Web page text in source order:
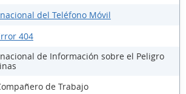
del Teléfono Móvil
404
de Información sobre el Peligro
de Trabajo